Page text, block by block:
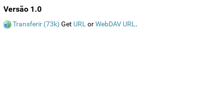
Versão 1.0
Transferir (73k) Get URL orWebDAV URL .